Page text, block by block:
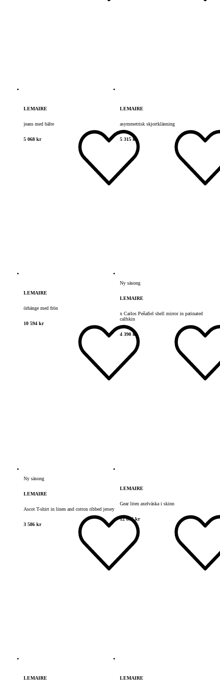
LEMAIRE
jeans med bälte
5 068 kr
LEMAIRE
asymmetrisk skjortklänning
5 315 kr
LEMAIRE
örhänge med frön
10 594 kr
Ny säsong
LEMAIRE
x Carlos Peñafiel shell mirror in patinated
calfskin
4 390 kr
Ny säsong
LEMAIRE
Ascot T-shirt in linen and cotton ribbed jersey
3 586 kr
LEMAIRE
Gear liten axelväska i skinn
12 896 kr
LEMAIRE LEMAIRE